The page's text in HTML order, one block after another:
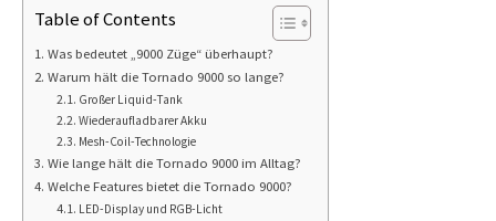
Table of Contents
Was bedeutet „9000 Züge“ überhaupt?
Warum hält die Tornado 9000 so lange?
Großer Liquid-Tank
Wiederaufladbarer Akku
Mesh-Coil-Technologie
Wie lange hält die Tornado 9000 im Alltag?
Welche Features bietet die Tornado 9000?
LED-Display und RGB-Licht